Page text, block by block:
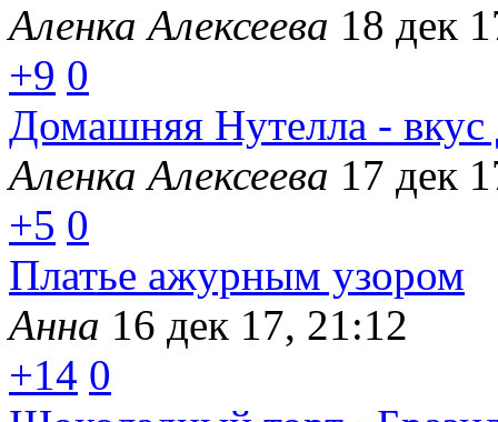
Аленка Алексеева 18 дек
+9 0
Домашняя Нутелла - вкус
Аленка Алексеева 17 дек
+5 0
Платье ажурным узором
Анна 16 дек 17, 21:12
+14 0